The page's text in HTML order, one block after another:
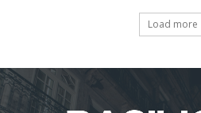
Load more